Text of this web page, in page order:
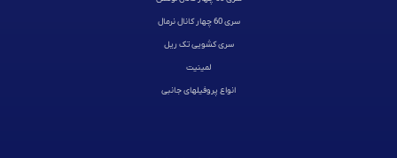
سری 60 چهار کانال نرمال
سری کشویی تک ریل
لمینیت
انواع پروفیلهای جانبی